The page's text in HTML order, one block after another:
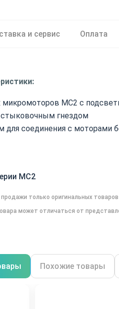
и сервис Оплата
микромоторов МС2 с
гнездом
для соединения с моторами
МС2
только оригинальных
может отличаться от
Похожие товары